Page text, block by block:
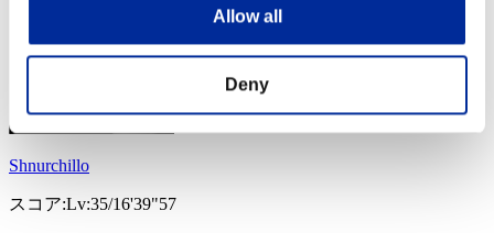
Allow all
Deny
Shnurchillo
スコア:Lv:35/16'39"57